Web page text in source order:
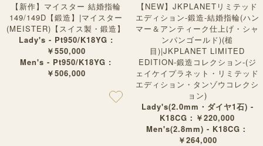
【新作】マイスター 結婚指輪
149/149D【鍛造】|マイスター
(MEISTER)【スイス製・鍛造】
Lady's - Pt950/K18YG :
￥550,000
Men's - Pt950/K18YG :
￥506,000
【NEW】JKPLANETリミテッド
エディション-鍛造-結婚指輪(ハン
マー＆アンティーク仕上げ・シャ
ンパンゴールド)(槌
目)|JKPLANET LIMITED
EDITION-鍛造コレクション-(ジ
ェイケイプラネット・リミテッド
エディション・タンゾウコレクシ
ョン)
Lady's(2.0mm・ダイヤ1石) -
K18CG：￥220,000
Men's(2.8mm) - K18CG：
￥264,000